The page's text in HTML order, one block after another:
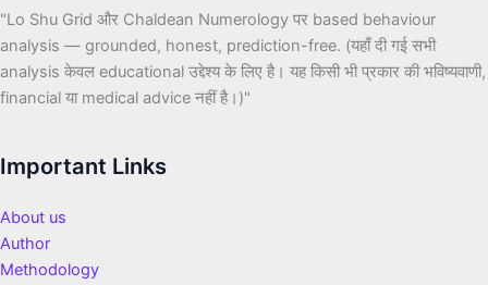
"Lo Shu Grid और Chaldean Numerology पर based behaviour
analysis — grounded, honest, prediction-free. (यहाँ दी गई सभी
analysis केवल educational उद्देश्य के लिए है। यह किसी भी प्रकार की भविष्यवाणी,
financial या medical advice नहीं है।)"
Important Links
About us
Author
Methodology